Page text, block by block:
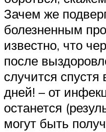
Зачем же
болезненным
известно, что
после
случится спустя
дней! – от
останется
могут быть